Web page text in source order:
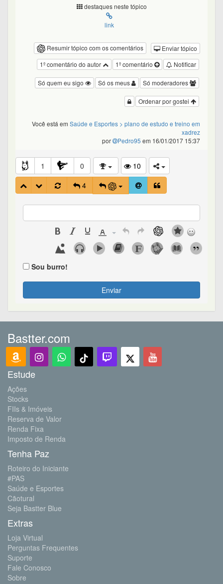
destaques neste tópico
link
Resumir tópico com os comentários
Enviar tópico
Notificar
1º comentário
1º comentário do autor
Só moderadores
Só os meus
Só quem eu sigo
Ordenar por gostei
Você está em Saúde e Esportes > plano de estudo e treino em
xadrez
por
Pedro95 em 16/01/2017 15:37
1 0
10
4
Sou burro!
Enviar
Bastter.com
Estude
Ações
Stocks
FIIs & Imóveis
Reserva de Valor
Renda Fixa
Imposto de Renda
Tenha Paz
Roteiro do Iniciante
#PAS
Saúde e Esportes
Cãotural
Seja Bastter Blue
Extras
Loja Virtual
Perguntas Frequentes
Suporte
Fale Conosco
Sobre